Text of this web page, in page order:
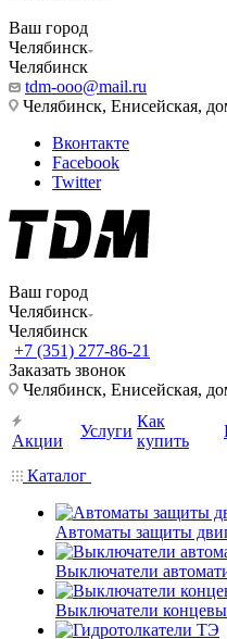
Ваш город
Челябинск
Челябинск
tdm-ooo@mail.ru
Челябинск, Енисейская,
Вконтакте
Facebook
Twitter
Ваш город
Челябинск
Челябинск
+7 (351) 277-86-21
Заказать звонок
Челябинск, Енисейская,
Акции
Услуги
Как
купить
Каталог
Автоматы защиты
Выключатели
Выключатели